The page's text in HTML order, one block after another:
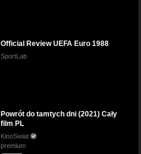
Official Review UEFA Euro 1988
SportLab
Powrót do tamtych dni (2021) Cały
film PL
KinoSwiat
premium